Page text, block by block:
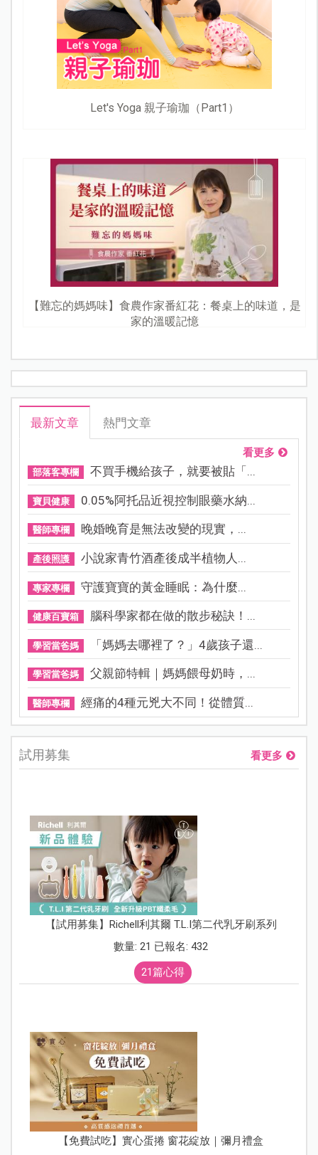
Let's Yoga 親子瑜珈（Part1）
【難忘的媽媽味】食農作家番紅花：餐桌上的味道，是
家的溫暖記憶
最新文章 熱門文章
看更多
部落客專欄 不買手機給孩子，就要被貼「...
寶貝健康 0.05%阿托品近視控制眼藥水納...
醫師專欄 晚婚晚育是無法改變的現實，...
產後照護 小說家青竹酒產後成半植物人...
專家專欄 守護寶寶的黃金睡眠：為什麼...
健康百寶箱 腦科學家都在做的散步秘訣！...
學習當爸媽 「媽媽去哪裡了？」4歲孩子還...
學習當爸媽 父親節特輯｜媽媽餵母奶時，...
醫師專欄 經痛的4種元兇大不同！從體質...
試用募集 看更多
【試用募集】Richell利其爾 T.L.I第二代乳牙刷系列
數量: 21 已報名: 432
21篇心得
【免費試吃】實心蛋捲 窗花綻放｜彌月禮盒